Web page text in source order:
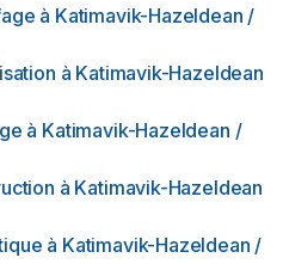
à Katimavik-Hazeldean /
à Katimavik-Hazeldean
à Katimavik-Hazeldean /
à Katimavik-Hazeldean
à Katimavik-Hazeldean /